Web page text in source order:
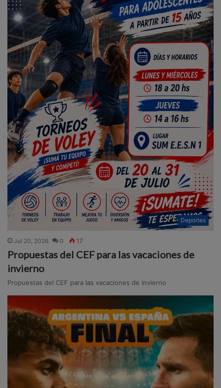
Deportes
Jul 20, 2026 0 17
Propuestas del CEF para las vacaciones de
invierno
Propuestas del CEF para las vacaciones de invierno